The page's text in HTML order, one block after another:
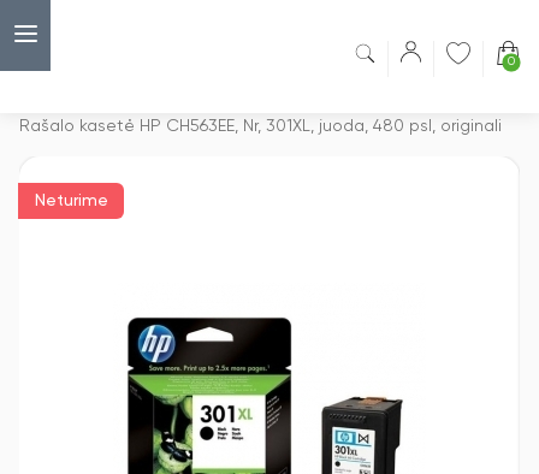
0
Rašalo kasetė HP CH563EE, Nr, 301XL, juoda, 480 psl, originali
Neturime